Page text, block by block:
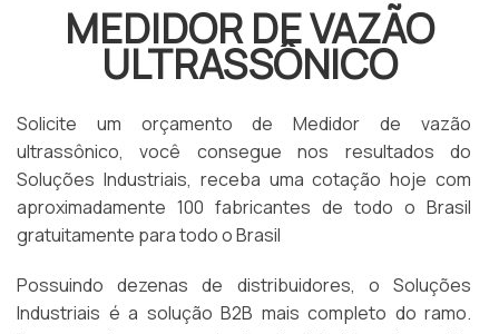
MEDIDOR DE VAZÃO
ULTRASSÔNICO
Solicite um orçamento de Medidor de vazão
ultrassônico, você consegue nos resultados do
Soluções Industriais, receba uma cotação hoje com
aproximadamente 100 fabricantes de todo o Brasil
gratuitamente para todo o Brasil
Possuindo dezenas de distribuidores, o Soluções
Industriais é a solução B2B mais completo do ramo.